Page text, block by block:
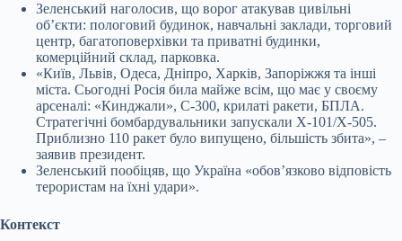
Зеленський наголосив, що ворог атакував цивільні
обʼєкти: пологовий будинок, навчальні заклади, торговий
центр, багатоповерхівки та приватні будинки,
комерційний склад, парковка.
«Київ, Львів, Одеса, Дніпро, Харків, Запоріжжя та інші
міста. Сьогодні Росія била майже всім, що має у своєму
арсеналі: «Кинджали», С-300, крилаті ракети, БПЛА.
Стратегічні бомбардувальники запускали Х-101/Х-505.
Приблизно 110 ракет було випущено, більшість збита», –
заявив президент.
Зеленський пообіцяв, що Україна «обовʼязково відповість
терористам на їхні удари».
Контекст